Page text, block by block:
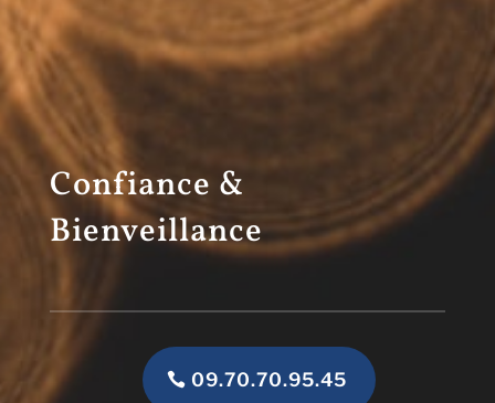
Confiance &
Bienveillance
09.70.70.95.45